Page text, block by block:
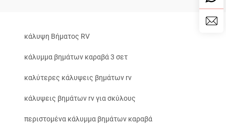
κάλυψη Βήματος RV
κάλυμμα βημάτων καραβά 3 σετ
καλύτερες κάλυψεις βημάτων rv
κάλυψεις βημάτων rv για σκύλους
περιστομένα κάλυμμα βημάτων καραβά